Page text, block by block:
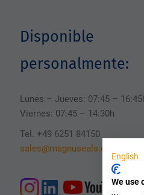
Disponible
personalmente:
Lunes – Jueves: 07:45 –
Viernes: 07:45 – 14:30h
Tel. +49 6251 84150
sales@magnuseals.com
English
We use